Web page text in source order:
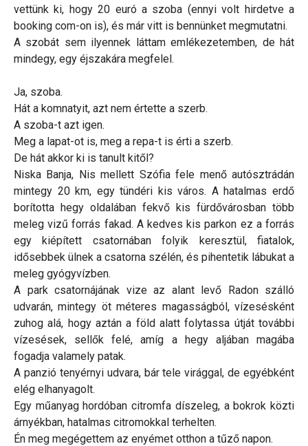
vettünk ki, hogy 20 euró a szoba (ennyi volt hirdetve a
booking com-on is), és már vitt is bennünket megmutatni.
A szobát sem ilyennek láttam emlékezetemben, de hát
mindegy, egy éjszakára megfelel.
Ja, szoba.
Hát a komnatyit, azt nem értette a szerb.
A szoba-t azt igen.
Meg a lapat-ot is, meg a repa-t is érti a szerb.
De hát akkor ki is tanult kitől?
Niska Banja, Nis mellett Szófia fele menő autósztrádán
mintegy 20 km, egy tündéri kis város. A hatalmas erdő
borította hegy oldalában fekvő kis fürdővárosban több
meleg vizű forrás fakad. A kedves kis parkon ez a forrás
egy kiépített csatornában folyik keresztül, fiatalok,
idősebbek ülnek a csatorna szélén, és pihentetik lábukat a
meleg gyógyvízben.
A park csatornájának vize az alant levő Radon szálló
udvarán, mintegy öt méteres magasságból, vízesésként
zuhog alá, hogy aztán a föld alatt folytassa útját további
vízesések, sellők felé, amíg a hegy aljában magába
fogadja valamely patak.
A panzió tenyérnyi udvara, bár tele virággal, de egyébként
elég elhanyagolt.
Egy műanyag hordóban citromfa díszeleg, a bokrok közti
árnyékban, hatalmas citromokkal terhelten.
Én meg megégettem az enyémet otthon a tűző napon.